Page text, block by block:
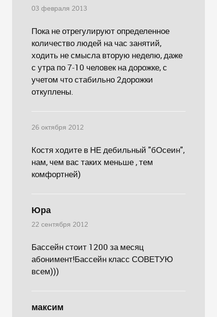
03 февраля 2013
Пока не отрегулируют определенное
количество людей на час занятий,
ходить не смысла вторую неделю, даже
с утра по 7-10 человек на дорожке, с
учетом что стабильно 2дорожки
откуплены.
26 октября 2012
Костя ходите в НЕ дебильный "бОсеин",
нам, чем вас таких меньше , тем
комфортней)
Юра
22 сентября 2012
Бассейн стоит 1200 за месяц
абонимент!Бассейн класс СОВЕТУЮ
всем)))
максим